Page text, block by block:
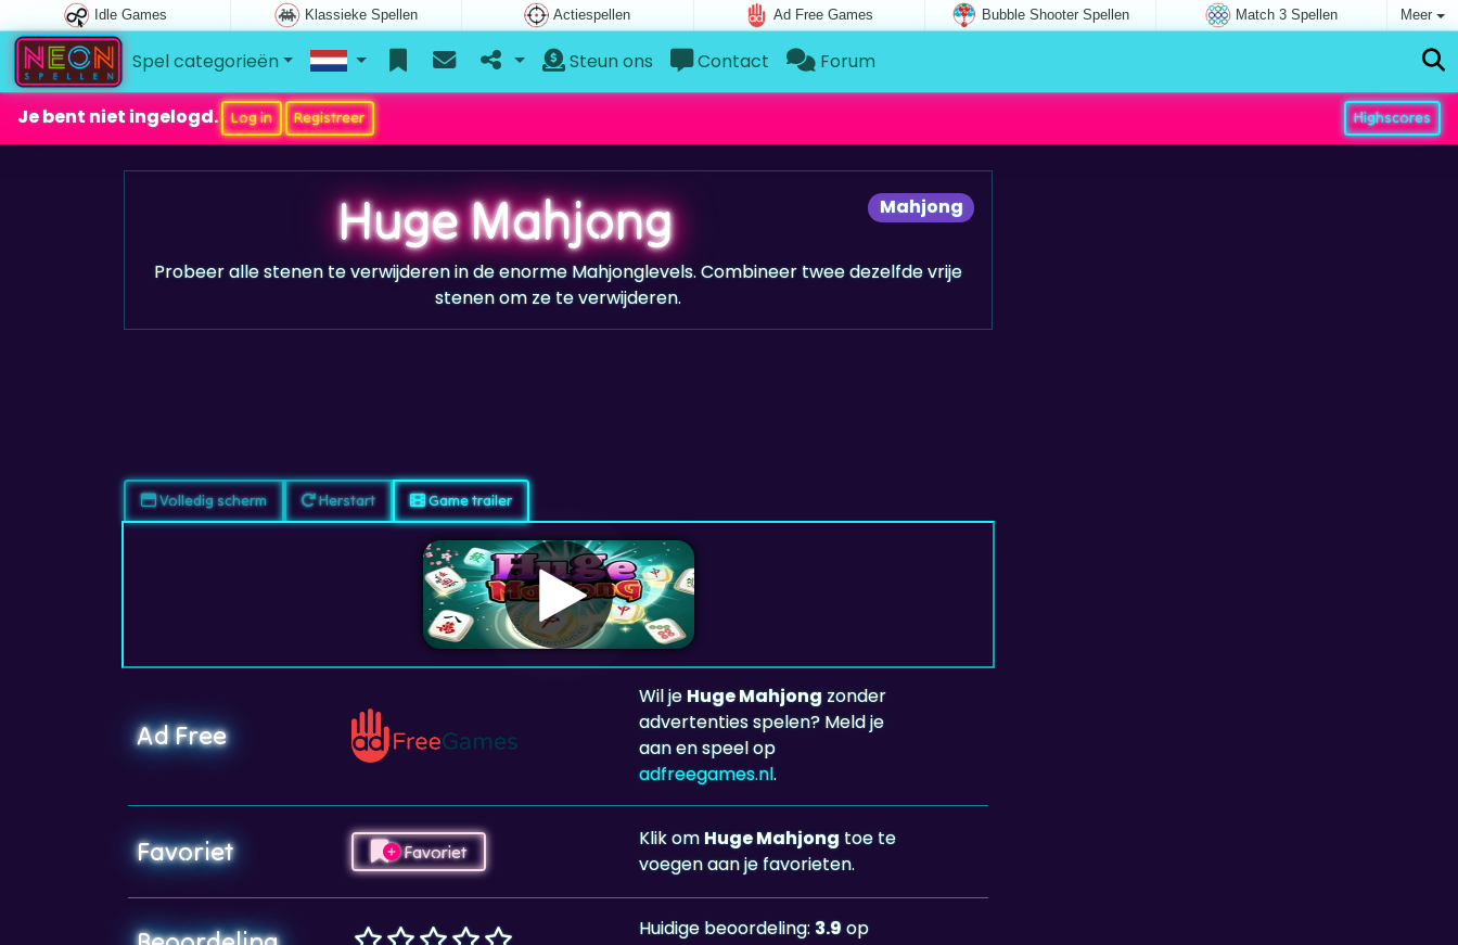
Idle Games Klassieke Spellen Actiespellen Ad Free Games Bubble Shooter Spellen Match 3 Spellen Meer
Spel categorieën Steun ons Contact Forum
Je bent niet ingelogd. Log in Registreer Highscores
Mahjong
Huge Mahjong
Probeer alle stenen te verwijderen in de enorme Mahjonglevels. Combineer twee dezelfde vrije
stenen om ze te verwijderen.
Volledig scherm Herstart Game trailer
Ad Free
Wil jeHuge Mahjongzonder
advertenties spelen? Meld je
aan en speel op
adfreegames.nl.
Favoriet Favoriet
Klik omHuge Mahjongtoe te
voegen aan je favorieten.
Huidige beoordeling: 3.9op